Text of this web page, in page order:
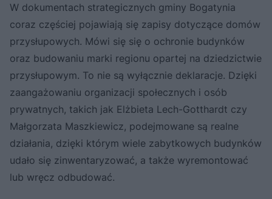
W dokumentach strategicznych gminy Bogatynia
coraz częściej pojawiają się zapisy dotyczące domów
przysłupowych. Mówi się się o ochronie budynków
oraz budowaniu marki regionu opartej na dziedzictwie
przysłupowym. To nie są wyłącznie deklaracje. Dzięki
zaangażowaniu organizacji społecznych i osób
prywatnych, takich jak Elżbieta Lech-Gotthardt czy
Małgorzata Maszkiewicz, podejmowane są realne
działania, dzięki którym wiele zabytkowych budynków
udało się zinwentaryzować, a także wyremontować
lub wręcz odbudować.